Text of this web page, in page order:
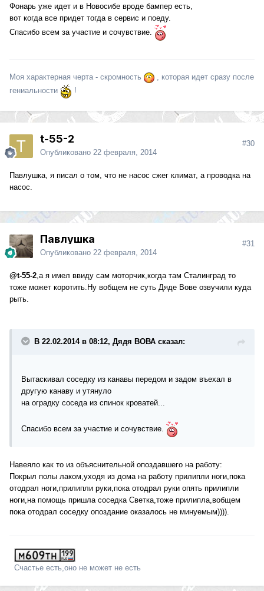
Фонарь уже идет и в Новосибе вроде бампер есть,
вот когда все придет тогда в сервис и поеду.
Спасибо всем за участие и сочувствие.
Моя характерная черта - скромность
, которая идет сразу после
гениальности
!
t-55-2
Опубликовано 22 февраля, 2014
#30
Павлушка, я писал о том, что не насос сжег климат, а проводка на
насос.
Павлушка
Опубликовано 22 февраля, 2014
#31
@t-55-2,а я имел ввиду сам моторчик,когда там Сталинград то
тоже может коротить.Ну вобщем не суть Дяде Вове озвучили куда
рыть.
В 22.02.2014 в 08:12, Дядя ВОВА сказал:
Вытаскивал соседку из канавы передом и задом въехал в
другую канаву и утянуло
на оградку соседа из спинок кроватей...
Спасибо всем за участие и сочувствие.
Навеяло как то из объяснительной опоздавшего на работу:
Покрыл полы лаком,уходя из дома на работу прилипли ноги,пока
отодрал ноги,прилипли руки,пока отодрал руки опять прилипли
ноги,на помощь пришла соседка Светка,тоже прилипла,вобщем
пока отодрал соседку опоздание оказалось не минуемым)))).
Счастье есть,оно не может не есть